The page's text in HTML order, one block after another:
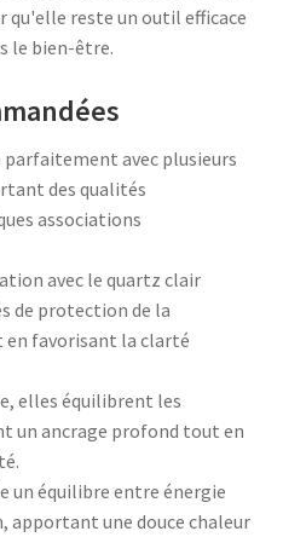
qu'elle reste un outil efficace
le bien-être.
avec plusieurs
des qualités
associations
avec le quartz clair
de protection de la
favorisant la clarté
elles équilibrent les
un ancrage profond tout en
un équilibre entre énergie
une douce chaleur